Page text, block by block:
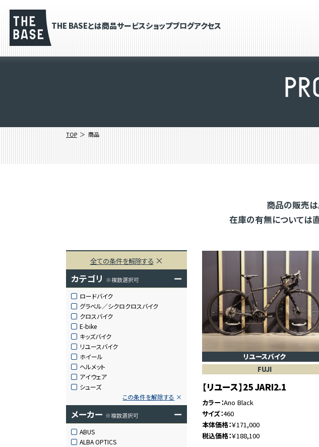
THE BASEとは商品サービスショップブログアクセス
PR
TOP 商品
商品の販売は
在庫の有無については
全ての条件を解除する
カテゴリ ※複数選択可 ー
ロードバイク
グラベル／シクロクロスバイク
クロスバイク
E-bike
キッズバイク
リユースバイク
ホイール
ヘルメット
アイウェア
シューズ
この条件を解除する
メーカー ※複数選択可 ー
ABUS
ALBA OPTICS
リユースバイク
FUJI
【リユース】25 JARI2.1
カラー Ano Black
サイズ 460
本体価格 ￥171,000
税込価格 ￥188,100